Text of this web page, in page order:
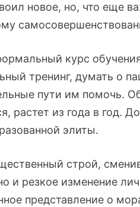
новое, но, что еще
курс
тренинг, думать о
пути им помочь.
растет из года в год.
элиты.
строй,
и резкое изменение
представление о